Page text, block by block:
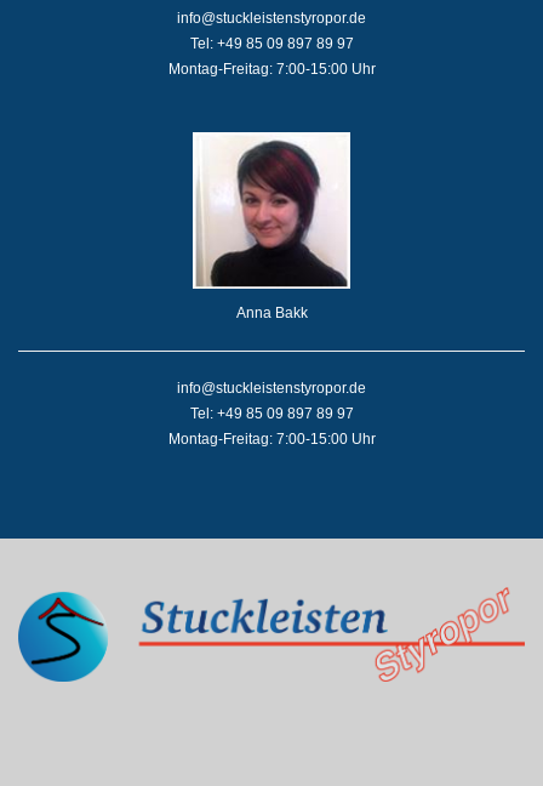
info@stuckleistenstyropor.de
Tel: +49 85 09 897 89 97
Montag-Freitag: 7:00-15:00 Uhr
Anna Bakk
info@stuckleistenstyropor.de
Tel: +49 85 09 897 89 97
Montag-Freitag: 7:00-15:00 Uhr